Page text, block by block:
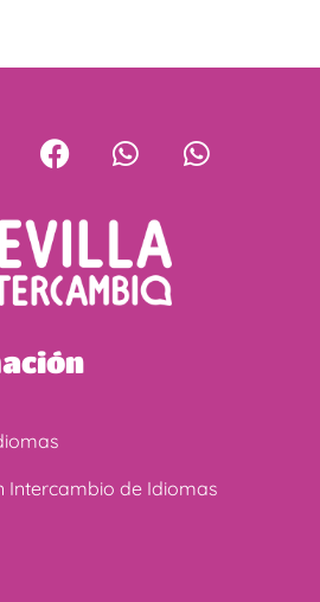
Intercambio de Idiomas